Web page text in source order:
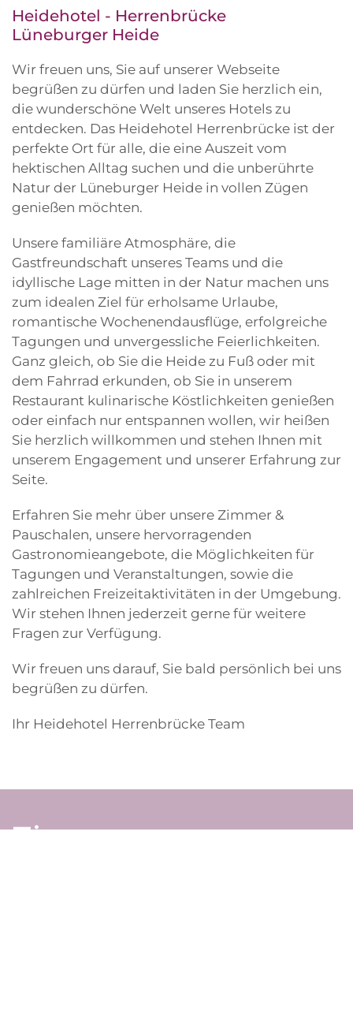
Heidehotel - Herrenbrücke
Lüneburger Heide
Wir freuen uns, Sie auf unserer Webseite
begrüßen zu dürfen und laden Sie herzlich ein,
die wunderschöne Welt unseres Hotels zu
entdecken. Das Heidehotel Herrenbrücke ist der
perfekte Ort für alle, die eine Auszeit vom
hektischen Alltag suchen und die unberührte
Natur der Lüneburger Heide in vollen Zügen
genießen möchten.
Unsere familiäre Atmosphäre, die
Gastfreundschaft unseres Teams und die
idyllische Lage mitten in der Natur machen uns
zum idealen Ziel für erholsame Urlaube,
romantische Wochenendausflüge, erfolgreiche
Tagungen und unvergessliche Feierlichkeiten.
Ganz gleich, ob Sie die Heide zu Fuß oder mit
dem Fahrrad erkunden, ob Sie in unserem
Restaurant kulinarische Köstlichkeiten genießen
oder einfach nur entspannen wollen, wir heißen
Sie herzlich willkommen und stehen Ihnen mit
unserem Engagement und unserer Erfahrung zur
Seite.
Erfahren Sie mehr über unsere Zimmer &
Pauschalen, unsere hervorragenden
Gastronomieangebote, die Möglichkeiten für
Tagungen und Veranstaltungen, sowie die
zahlreichen Freizeitaktivitäten in der Umgebung.
Wir stehen Ihnen jederzeit gerne für weitere
Fragen zur Verfügung.
Wir freuen uns darauf, Sie bald persönlich bei uns
begrüßen zu dürfen.
Ihr Heidehotel Herrenbrücke Team
Zimmer